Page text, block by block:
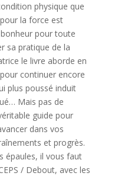
physique que
la force est
pour toute
sa pratique de la
le livre aborde en
continuer encore
plus poussé induit
Mais pas de
guide pour
dans vos
et progrès.
épaules, il vous faut
/ Debout, avec les